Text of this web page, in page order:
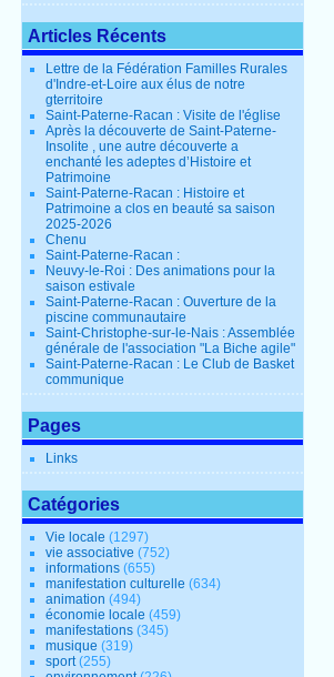
Articles Récents
Lettre de la Fédération Familles Rurales
d'Indre-et-Loire aux élus de notre
gterritoire
Saint-Paterne-Racan : Visite de l'église
Après la découverte de Saint-Paterne-
Insolite , une autre découverte a
enchanté les adeptes d’Histoire et
Patrimoine
Saint-Paterne-Racan : Histoire et
Patrimoine a clos en beauté sa saison
2025-2026
Chenu
Saint-Paterne-Racan :
Neuvy-le-Roi : Des animations pour la
saison estivale
Saint-Paterne-Racan : Ouverture de la
piscine communautaire
Saint-Christophe-sur-le-Nais : Assemblée
générale de l'association "La Biche agile"
Saint-Paterne-Racan : Le Club de Basket
communique
Pages
Links
Catégories
Vie locale (1297)
vie associative (752)
informations (655)
manifestation culturelle (634)
animation (494)
économie locale (459)
manifestations (345)
musique (319)
sport(255)